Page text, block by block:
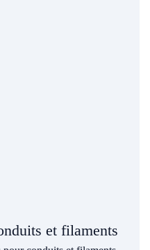
et filaments